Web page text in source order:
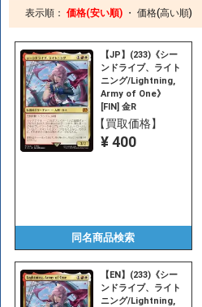
表示順： 価格(安い順) ・ 価格(高い順)
【JP】(233)《シー
ンドライブ、ライト
ニング/Lightning,
Army of One》
[FIN] 金R
【買取価格】
¥ 400
同名商品検索
【EN】(233)《シー
ンドライブ、ライト
ニング/Lightning,